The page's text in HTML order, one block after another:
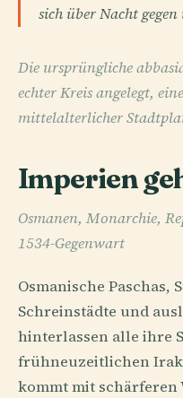
sich über Nacht
Die ursprüngliche
echter Kreis angelegt,
mittelalterlicher
Imperien
Osmanen, Monarchie,
1534-Gegenwart
Osmanische Paschas,
Schreinstädte und
hinterlassen alle ihre
frühneuzeitlichen
kommt mit schärferen